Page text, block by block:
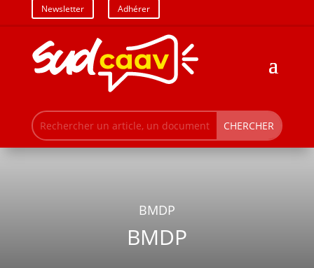
Newsletter Adhérer
BMDP
BMDP